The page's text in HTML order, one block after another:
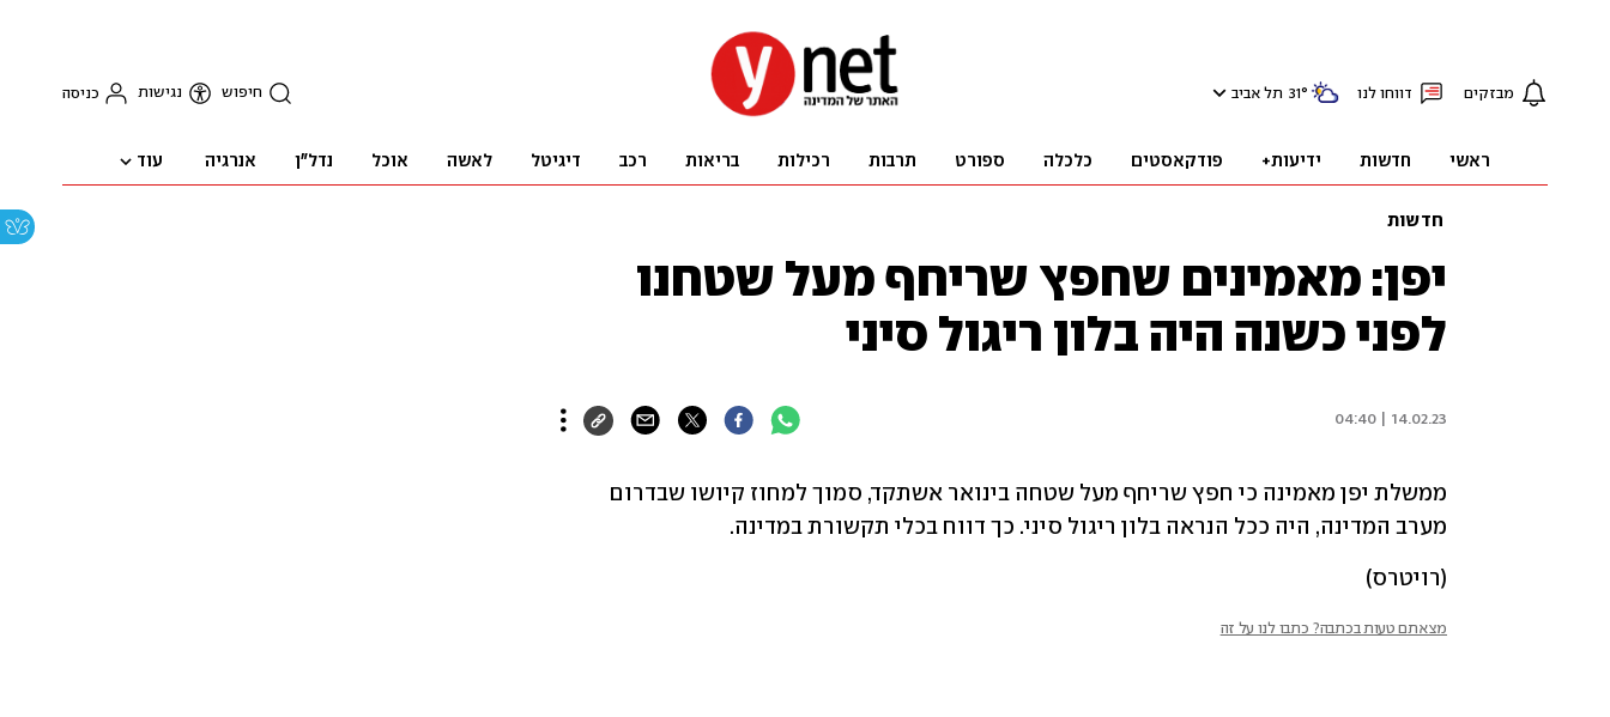
מבזקים דווחו לנו 31° תל אביב חיפוש נגישות כניסה
ראשי חדשות ידיעות+ פודקאסטים כלכלה ספורט תרבות רכילות בריאות רכב דיגיטל לאשה אוכל נדל"ן אנרגיה עוד
חדשות
יפן: מאמינים שחפץ שריחף מעל שטחנו
לפני כשנה היה בלון ריגול סיני
14.02.23 | 04:40
מערב המדינה, היה ככל הנראה בלון ריגול סיני. כך דווח בכלי תקשורת במדינה.
(רויטרס)
מצאתם טעות בכתבה? כתבו לנו על זה